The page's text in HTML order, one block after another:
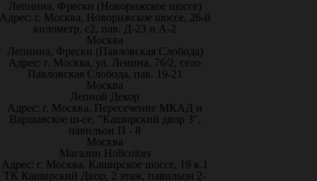
Лепнина, Фрески (Новорижское шоссе)
г. Москва, Новорижское шоссе, 26-й
километр, с2, пав. Д-23 и А-2
Москва
Лепнина, Фрески (Павловская Слобода)
Адрес: г. Москва, ул. Ленина, 76/2, село
Павловская Слобода, пав. 19-21
Москва
Лепной Декор
Адрес: г. Москва, Пересечение МКАД и
Варшавское ш-се, "Каширский двор 3",
павильон П - 8
Москва
Магазин Holicolors
Адрес: г. Москва, Каширское шоссе, 19 к.1
ТК Каширский Двор, 2 этаж, павильон 2-